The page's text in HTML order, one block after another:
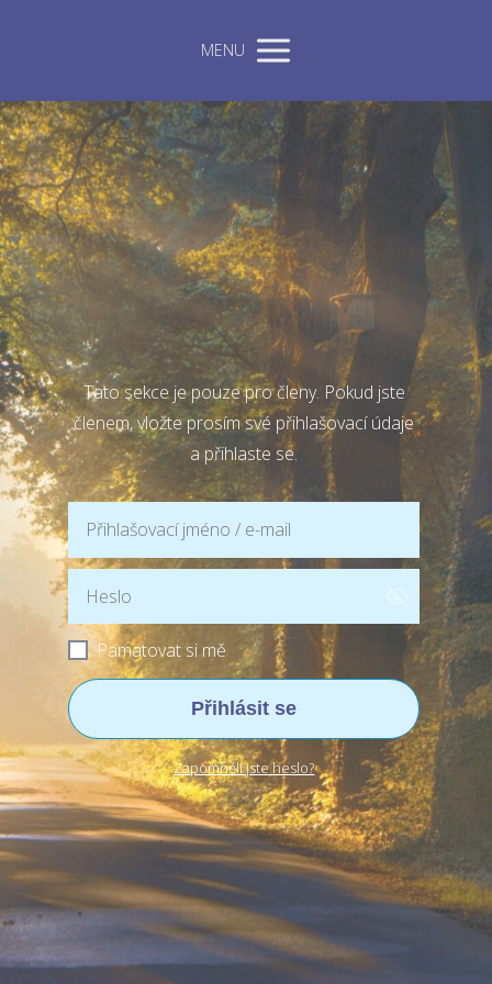
MENU
Tato sekce je pouze pro členy. Pokud jste
členem, vložte prosím své přihlašovací údaje
a přihlaste se.
Pamatovat si mě
Přihlásit se
Zapomněli jste heslo?